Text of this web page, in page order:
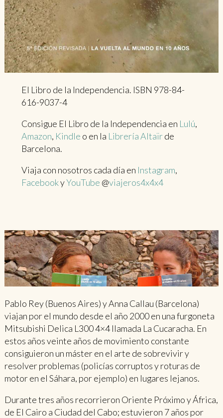
El Libro de la Independencia. ISBN 978-84-
616-9037-4
Consigue El Libro de la Independencia en Lulú,
Amazon, Kindle o en la Librería Altaïrde
Barcelona.
Viaja con nosotros cada día en Instagram,
FacebookyYouTube @viajeros4x4x4
Pablo Rey (Buenos Aires) y Anna Callau (Barcelona)
viajan por el mundo desde el año 2000 en una furgoneta
Mitsubishi Delica L300 4×4 llamada La Cucaracha. En
estos años veinte años de movimiento constante
consiguieron un máster en el arte de sobrevivir y
resolver problemas (policías corruptos y roturas de
motor en el Sáhara, por ejemplo) en lugares lejanos.
Durante tres años recorrieron Oriente Próximo y África,
de El Cairo a Ciudad del Cabo; estuvieron 7 años por